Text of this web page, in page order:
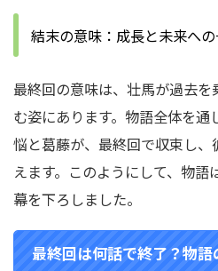
結末の意味：成長と未来へ
最終回の意味は、壮馬が過去
む姿にあります。物語全体を
悩と葛藤が、最終回で収束し
えます。このようにして、物
幕を下ろしました。
最終回は何話で終了？物語